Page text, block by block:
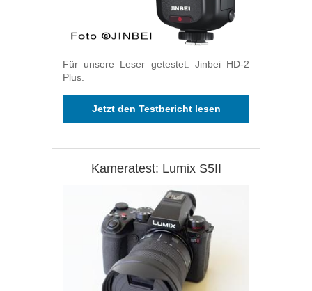
Für unsere Leser getestet: Jinbei HD-2
Plus.
Jetzt den Testbericht lesen
Kameratest: Lumix S5II